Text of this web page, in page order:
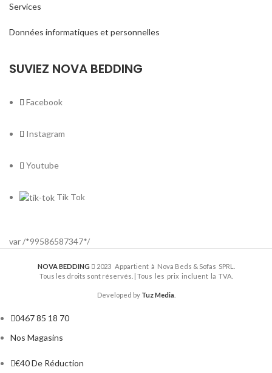
Services
Données informatiques et personnelles
SUVIEZ NOVA BEDDING
Facebook
Instagram
Youtube
Tik Tok
var /*99586587347*/
NOVA BEDDING
2023 Appartient à Nova Beds & Sofas SPRL.
Tous les droits sont réservés. | Tous les prix incluent la TVA.
Developed by Tuz Media.
0467 85 18 70
Nos Magasins
€40 De Réduction